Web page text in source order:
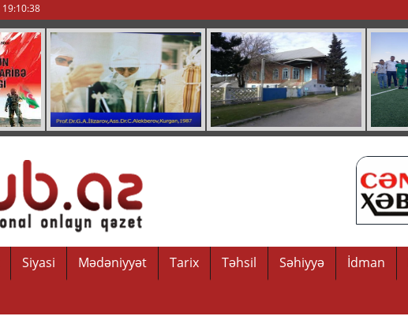
19:10:40
Siyasi Mədəniyyət Tarix Təhsil Səhiyyə İdman